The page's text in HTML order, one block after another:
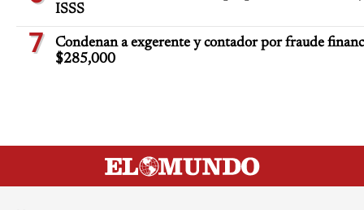
ISSS
7
Condenan a exgerente y contador por fraude
$285,000